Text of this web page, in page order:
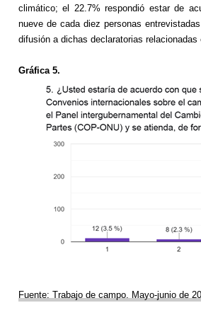
climático; el 22.7% respondió estar de
nueve de cada diez personas
difusión a dichas declaratorias
Gráfica 5.
Fuente: Trabajo de campo. Mayo-junio de